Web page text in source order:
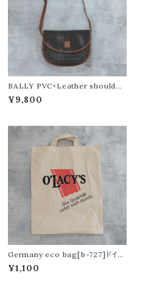
BALLY PVC×Leather shoulder
bag[b-731]バリーpvc×レザーショ
ルダーバッグ
¥9,800
Germany eco bag[b-727]ドイツ
のエコバッグ
¥1,100